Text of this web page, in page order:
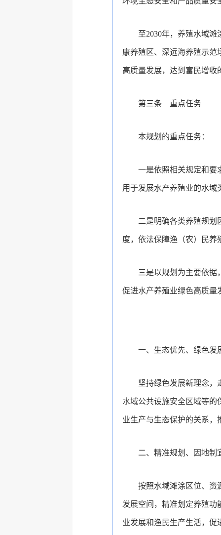
至2030年，养殖水域
康养殖区、深远海养殖示范
高质量发展，达到富民增收
第三条 重点任务
本规划的重点任务：
一是依照相关规定和要
用于发展水产养殖业的水域
二是明确各类养殖规划
度，依法保障渔（农）民养
三是以规划为主要依据
促进水产养殖业绿色高质量
一、生态优先、绿色发
坚持绿色发展新理念，
水域公共设施安全区域等的
业生产与生态保护的关系，
二、精准规划、因地制
按照水域滩涂区位、资
发展空间，精准划定养殖功
业发展和渔民生产生活，促